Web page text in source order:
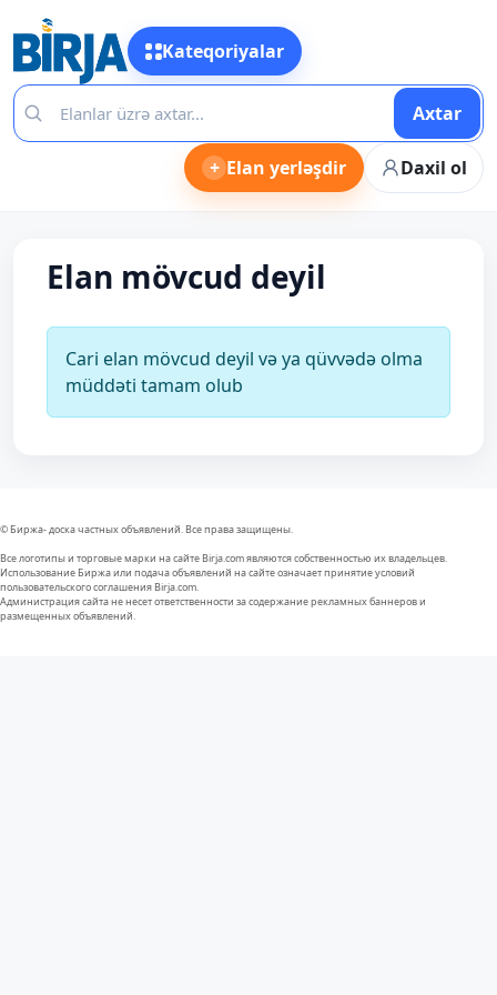
Kateqoriyalar
Axtar
+ Elan yerləşdir Daxil ol
Elan mövcud deyil
Cari elan mövcud deyil və ya qüvvədə olma
müddəti tamam olub
© Биржа- доска частных объявлений. Все права защищены.
Все логотипы и торговые марки на сайте Birja.com являются собственностью их владельцев.
Использование Биржа или подача объявлений на сайте означает принятие условий
пользовательского соглашения Birja.com.
Администрация сайта не несет ответственности за содержание рекламных баннеров и
размещенных объявлений.